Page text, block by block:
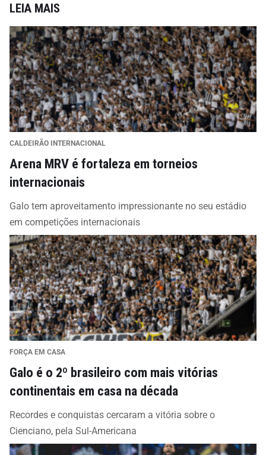
LEIA MAIS
CALDEIRÃO INTERNACIONAL
Arena MRV é fortaleza em torneios
internacionais
Galo tem aproveitamento impressionante no seu estádio
em competições internacionais
FORÇA EM CASA
Galo é o 2º brasileiro com mais vitórias
continentais em casa na década
Recordes e conquistas cercaram a vitória sobre o
Cienciano, pela Sul-Americana